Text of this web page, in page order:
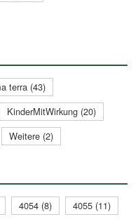
terra (43)
KinderMitWirkung (20)
Weitere (2)
4054 (8)
4055 (11)